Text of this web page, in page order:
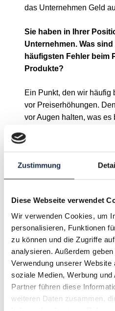
Zustimmung
Diese Webseite verwendet
Wir verwenden Cookies, um
personalisieren, Funktionen
zu können und die Zugriffe
analysieren. Außerdem
Verwendung unserer
soziale Medien, Werbung
Partner führen diese
weiteren Daten zusammen,
das Unternehmen Geld
Sie haben in Ihrer
Unternehmen. Was
häufigsten Fehler beim
Produkte?
Ein Punkt, den wir häufig
vor Preiserhöhungen.
vor Augen halten, was
mal auslässt. Lässt man
Preise im nächsten Jahr
die Nullrunde im Vorjahr
4%-ige Preiserhöhung ist
genügend Beispiele gibt,
Jahre nicht getätigt
Profits der Unternehmen
häufig, dass Preise
Irgendwer hat sich dazu
dann wurden über die
irgendwie angepasst.
keiner mehr, wie die
zustande kommen und